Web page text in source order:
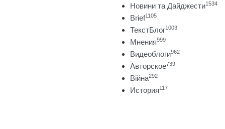
Новини та Дайджести1534
Brief1105
ТекстБлог1003
Мнения999
Видеоблоги962
Авторское739
Війна292
История117